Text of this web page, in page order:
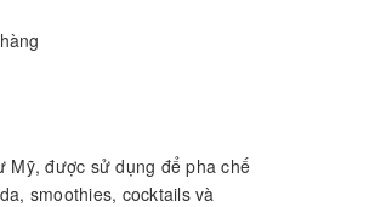
Mỹ, được sử dụng để pha chế
smoothies, cocktails và